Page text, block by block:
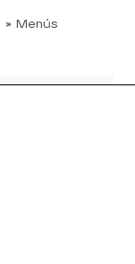
» Menús